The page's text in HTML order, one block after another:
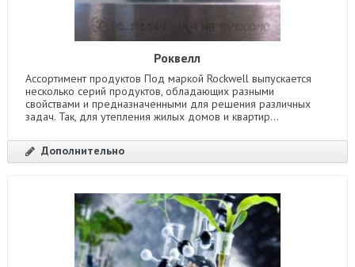
Роквелл
Ассортимент продуктов Под маркой Rockwell выпускается
несколько серий продуктов, обладающих разными
свойствами и предназначенными для решения различных
задач. Так, для утепления жилых домов и квартир...
Дополнительно